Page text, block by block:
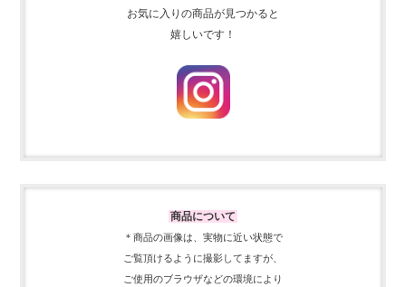
お気に入りの商品が見つかると
嬉しいです！
商品について
＊商品の画像は、実物に近い状態で
ご覧頂けるように撮影してますが、
ご使用のブラウザなどの環境により